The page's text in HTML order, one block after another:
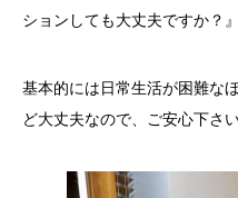
ションしても大丈夫ですか？』
基本的には日常生活が困難な
ど大丈夫なので、ご安心下さ